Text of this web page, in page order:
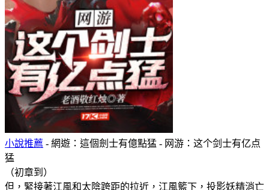
小說推薦 - 網遊：這個劍士有億點猛 - 网游：这个剑士有亿点
猛
（初章到）
但，緊接著江風和太陰跨距的拉近，江風籃下，投影妖精消亡